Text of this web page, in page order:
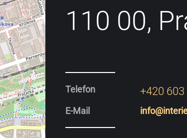
110 00,
Telefon +420
E-Mail